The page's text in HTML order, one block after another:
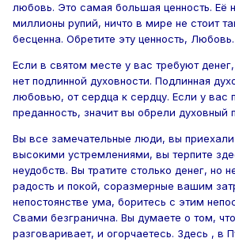
любовь. Это самая большая ценность. Её
миллионы рупий, ничто в мире не стоит
бесценна. Обретите эту ценность, Любовь.
Если в святом месте у вас требуют денег,
нет подлинной духовности. Подлинная
любовью, от сердца к сердцу. Если у вас
преданность, значит вы обрели духовный
Вы все замечательные люди, вы
высокими устремлениями, вы терпите
неудобств. Вы тратите столько денег, но
радость и покой, соразмерные вашим
непостоянстве ума, боритесь с этим
Свами безгранична. Вы думаете о том,
разговаривает, и огорчаетесь. Здесь , в